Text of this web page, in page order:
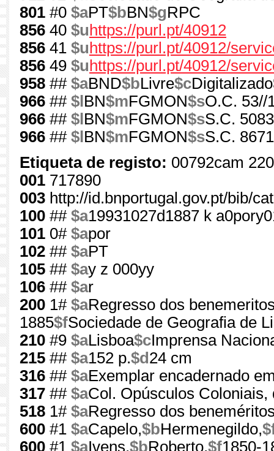
801 #0 $aPT$bBN$gRPC
856 40 $u https://purl.pt/40912
856 41 $u https://purl.pt/40912/
856 49 $u https://purl.pt/40912/
958 ## $aBND$bLivre$cDigitalizado
966 ## $l BN$mFGMON$sO.C.
966 ## $l BN$mFGMON$sS.C.
966 ## $l BN$mFGMON$sS.C.
Etiqueta de registo: 00792cam
001 717890
003 http://id.bnportugal.gov.pt/bib/
100 ## $a19931027d1887 k
101 0# $apor
102 ## $aPT
105 ## $ay z 000yy
106 ## $ar
200 1# $aRegresso dos
1885$fSociedade de Geografia de
210 #9 $aLisboa$cImprensa
215 ## $a152 p.$d 24 cm
316 ## $aExemplar encadernado
317 ## $aCol. Opúsculos
518 1# $aRegresso dos
600 #1 $aCapelo,$bHermenegildo,
600 #1 $aIvens,$bRoberto,$f1850-